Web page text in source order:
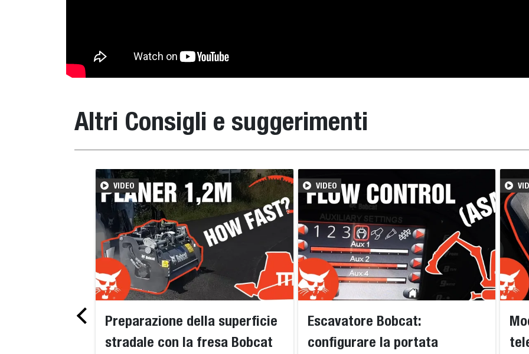
Altri Consigli e suggerimenti
VIDEO
Preparazione della superficie
stradale con la fresa Bobcat
VIDEO
Escavatore Bobcat:
configurare la portata